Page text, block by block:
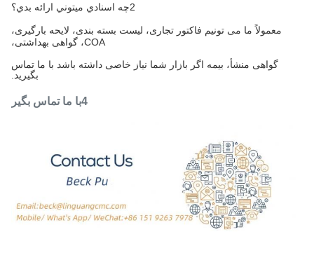
2چه اسنادي ميتوني ارائه بدي؟
معمولاً ما می تونیم فاکتور تجاری، لیست بسته بندی، لایحه بارگیری،
COA، گواهی بهداشتی،
گواهی منشأ، بیمه اگر بازار شما نیاز خاصی داشته باشد با ما تماس
بگیرید.
4با ما تماس بگير